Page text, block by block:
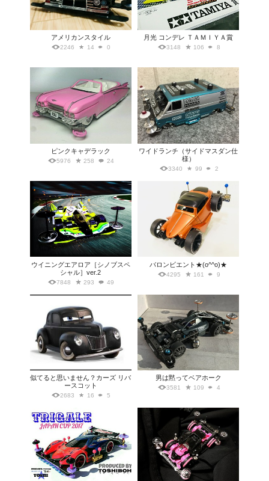
アメリカンスタイル
2246 14 0
月光 コンデレ ＴＡＭＩＹＡ賞
3148 106 8
ピンクキャデラック
5976 258 24
ワイドランチ（サイドマスダン仕
様）
3340 99 2
ウイニングエアロア［シノブスペ
シャル］ver.2
7848 293 49
バロンビエント★(o^^o)★
4295 161 9
似てると思いません？カーズ リバ
ースコット
2683 16 5
男は黙ってベアホーク
3581 109 4